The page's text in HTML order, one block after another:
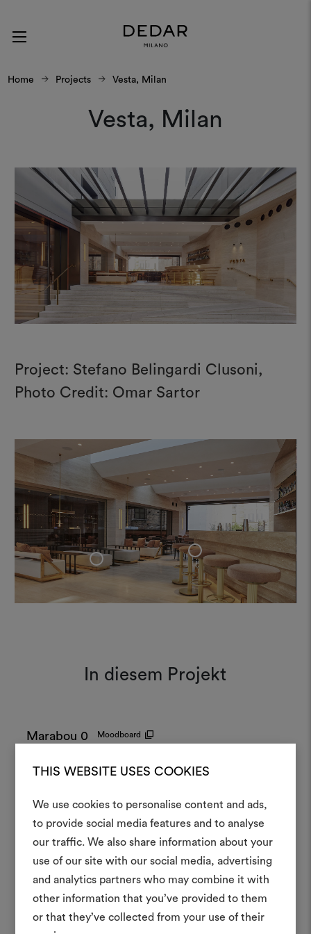
THIS WEBSITE USES COOKIES
We use cookies to personalise content and ads,
to provide social media features and to analyse
our traffic. We also share information about your
use of our site with our social media, advertising
and analytics partners who may combine it with
other information that you’ve provided to them
or that they’ve collected from your use of their
Home Projects Vesta, Milan
Vesta, Milan
Project: Stefano Belingardi Clusoni,
Photo Credit: Omar Sartor
+
+
In diesem Projekt
Moodboard
Marabou 007
Moodboard
Marabou 032
Ein
erstellen
Ein interaktives Tool, mit
Ideen zum Leben
anderen teilen können,